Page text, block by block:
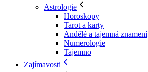
Astrologie
Horoskopy
Tarot a karty
Andělé a tajemná znamení
Numerologie
Tajemno
Zajímavosti